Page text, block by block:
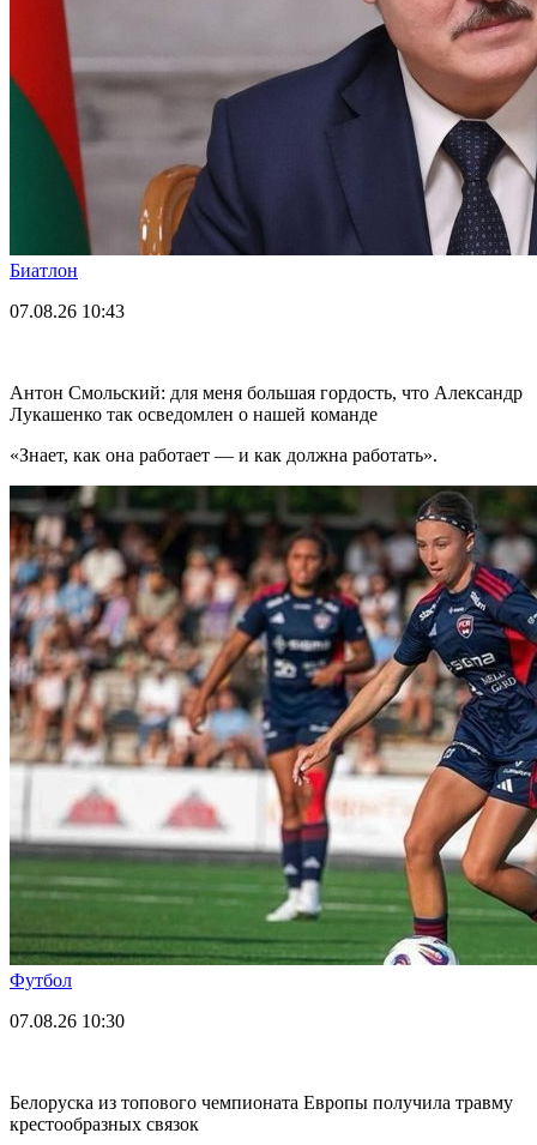
Биатлон
07.08.26 10:43
Антон Смольский: для меня большая гордость, что Александр
Лукашенко так осведомлен о нашей команде
«Знает, как она работает — и как должна работать».
Футбол
07.08.26 10:30
Белоруска из топового чемпионата Европы получила травму
крестообразных связок